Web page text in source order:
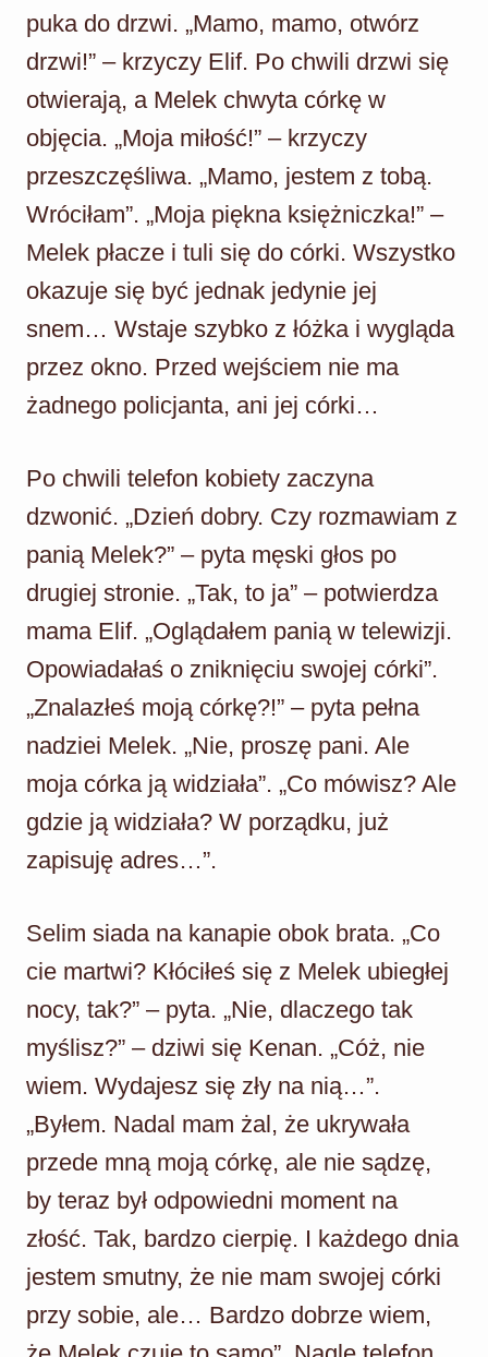
puka do drzwi. „Mamo, mamo, otwórz
drzwi!” – krzyczy Elif. Po chwili drzwi się
otwierają, a Melek chwyta córkę w
objęcia. „Moja miłość!” – krzyczy
przeszczęśliwa. „Mamo, jestem z tobą.
Wróciłam”. „Moja piękna księżniczka!” –
Melek płacze i tuli się do córki. Wszystko
okazuje się być jednak jedynie jej
snem… Wstaje szybko z łóżka i wygląda
przez okno. Przed wejściem nie ma
żadnego policjanta, ani jej córki…
Po chwili telefon kobiety zaczyna
dzwonić. „Dzień dobry. Czy rozmawiam z
panią Melek?” – pyta męski głos po
drugiej stronie. „Tak, to ja” – potwierdza
mama Elif. „Oglądałem panią w telewizji.
Opowiadałaś o zniknięciu swojej córki”.
„Znalazłeś moją córkę?!” – pyta pełna
nadziei Melek. „Nie, proszę pani. Ale
moja córka ją widziała”. „Co mówisz? Ale
gdzie ją widziała? W porządku, już
zapisuję adres…”.
Selim siada na kanapie obok brata. „Co
cie martwi? Kłóciłeś się z Melek ubiegłej
nocy, tak?” – pyta. „Nie, dlaczego tak
myślisz?” – dziwi się Kenan. „Cóż, nie
wiem. Wydajesz się zły na nią…”.
„Byłem. Nadal mam żal, że ukrywała
przede mną moją córkę, ale nie sądzę,
by teraz był odpowiedni moment na
złość. Tak, bardzo cierpię. I każdego dnia
jestem smutny, że nie mam swojej córki
przy sobie, ale… Bardzo dobrze wiem,